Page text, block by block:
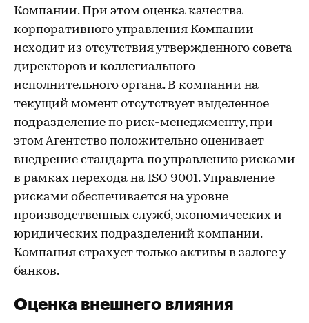
Компании. При этом оценка качества
корпоративного управления Компании
исходит из отсутствия утвержденного совета
директоров и коллегиального
исполнительного органа. В компании на
текущий момент отсутствует выделенное
подразделение по риск-менеджменту, при
этом Агентство положительно оценивает
внедрение стандарта по управлению рисками
в рамках перехода на ISO 9001. Управление
рисками обеспечивается на уровне
производственных служб, экономических и
юридических подразделений компании.
Компания страхует только активы в залоге у
банков.
Оценка внешнего влияния